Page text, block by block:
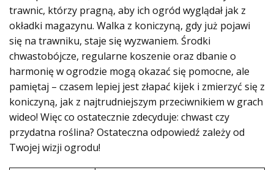
trawnic, którzy pragną, aby ich ogród wyglądał jak z
okładki magazynu. Walka z koniczyną, gdy już pojawi
się na trawniku, staje się wyzwaniem. Środki
chwastobójcze, regularne koszenie oraz dbanie o
harmonię w ogrodzie mogą okazać się pomocne, ale
pamiętaj – czasem lepiej jest złapać kijek i zmierzyć się z
koniczyną, jak z najtrudniejszym przeciwnikiem w grach
wideo! Więc co ostatecznie zdecyduje: chwast czy
przydatna roślina? Ostateczna odpowiedź zależy od
Twojej wizji ogrodu!